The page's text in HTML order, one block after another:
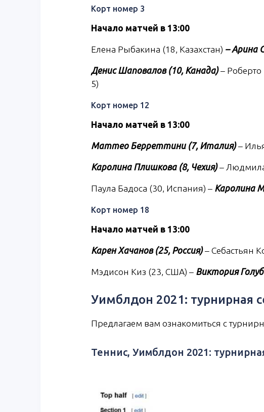
Корт номер 3
Начало матчей в 13:00
Елена Рыбакина (18, Казахстан) – Арина
Денис Шаповалов (10, Канада) – Роберто
5)
Корт номер 12
Начало матчей в 13:00
Маттео Берреттини (7, Италия) –
Каролина Плишкова (8, Чехия) –
Паула Бадоса (30, Испания) – Каролина
Корт номер 18
Начало матчей в 13:00
Карен Хачанов (25, Россия) – Себастьян
Мэдисон Киз (23, США) – Виктория
Уимблдон 2021: турнирная
Предлагаем вам ознакомиться с
Теннис, Уимблдон 2021: